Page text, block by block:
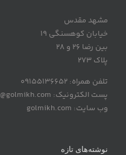
مشهد مقدس
خیابان کوهسنگی 19
بین رضا 26 و 28
پلاک 273
تلفن همراه: 09155136652
پست الکترونیک: info@golmikh.com
وب سایت: golmikh.com
نوشته‌های تازه